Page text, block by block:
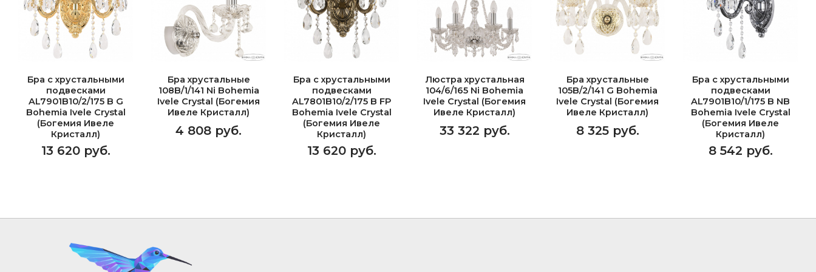
Бра с хрустальными
подвесками
AL7901B10/2/175 B G
Bohemia Ivele Crystal
(Богемия Ивеле
Кристалл)
13 620 руб.
Бра хрустальные
108B/1/141 Ni Bohemia
Ivele Crystal (Богемия
Ивеле Кристалл)
4 808 руб.
Бра с хрустальными
подвесками
AL7801B10/2/175 B FP
Bohemia Ivele Crystal
(Богемия Ивеле
Кристалл)
13 620 руб.
Люстра хрустальная
104/6/165 Ni Bohemia
Ivele Crystal (Богемия
Ивеле Кристалл)
33 322 руб.
Бра хрустальные
105B/2/141 G Bohemia
Ivele Crystal (Богемия
Ивеле Кристалл)
8 325 руб.
Бра с хрустальными
подвесками
AL7901B10/1/175 B NB
Bohemia Ivele Crystal
(Богемия Ивеле
Кристалл)
8 542 руб.